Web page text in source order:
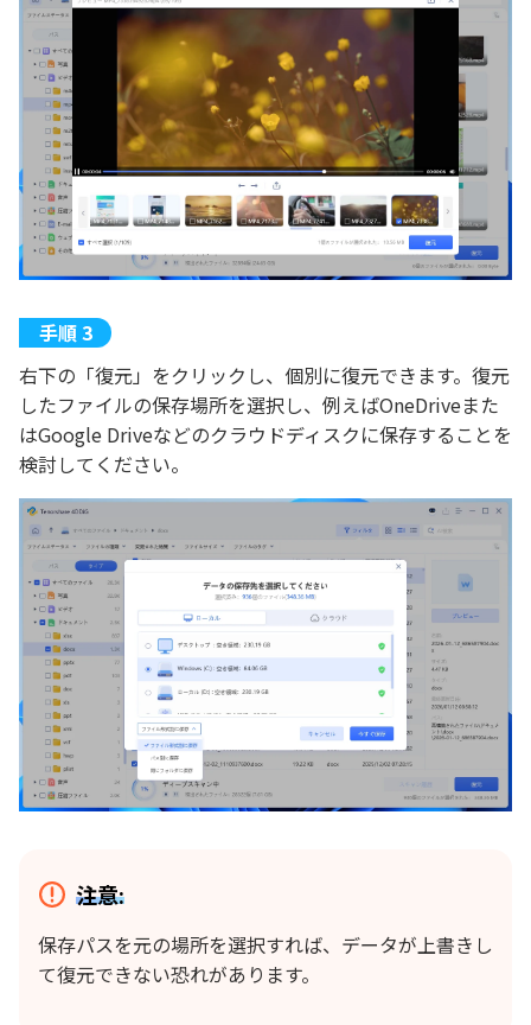
右下の「復元」をクリックし、個別に復元できます。復元
したファイルの保存場所を選択し、例えばOneDriveまた
はGoogle Driveなどのクラウドディスクに保存することを
検討してください。
注意:
保存パスを元の場所を選択すれば、データが上書きし
て復元できない恐れがあります。